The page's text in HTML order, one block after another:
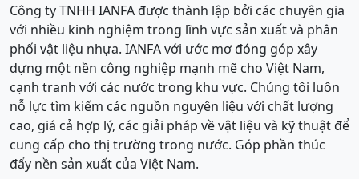
Công ty TNHH IANFA được thành lập bởi các chuyên gia
với nhiều kinh nghiệm trong lĩnh vực sản xuất và phân
phối vật liệu nhựa. IANFA với ước mơ đóng góp xây
dựng một nền công nghiệp mạnh mẽ cho Việt Nam,
cạnh tranh với các nước trong khu vực. Chúng tôi luôn
nỗ lực tìm kiếm các nguồn nguyên liệu với chất lượng
cao, giá cả hợp lý, các giải pháp về vật liệu và kỹ thuật để
cung cấp cho thị trường trong nước. Góp phần thúc
đẩy nền sản xuất của Việt Nam.